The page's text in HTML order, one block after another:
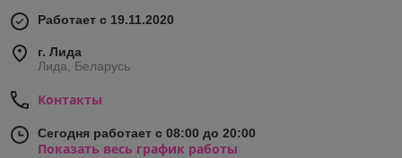
Работает с 19.11.2020
г. Лида
Лида, Беларусь
Контакты
Сегодня работает с 08:00 до 20:00
Показать весь график работы